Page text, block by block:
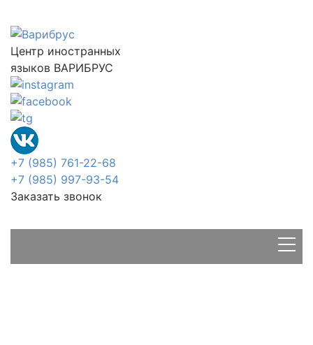
Центр иностранных
языков ВАРИБРУС
+7 (985) 761-22-68
+7 (985) 997-93-54
Заказать звонок